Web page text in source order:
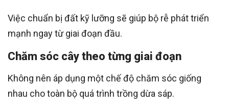
Việc chuẩn bị đất kỹ lưỡng sẽ giúp bộ rễ phát triển
mạnh ngay từ giai đoạn đầu.
Chăm sóc cây theo từng giai đoạn
Không nên áp dụng một chế độ chăm sóc giống
nhau cho toàn bộ quá trình trồng dừa sáp.